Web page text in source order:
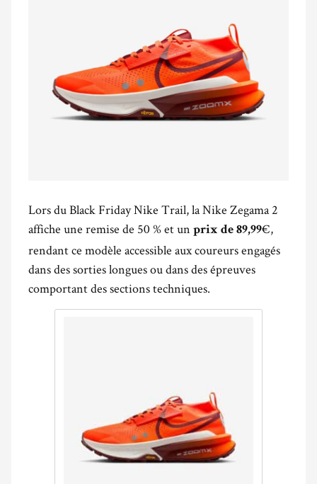
Lors du Black Friday Nike Trail, la Nike Zegama 2
affiche une remise de 50 % et un prix de 89,99€,
rendant ce modèle accessible aux coureurs engagés
dans des sorties longues ou dans des épreuves
comportant des sections techniques.